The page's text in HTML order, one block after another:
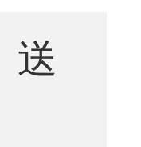
送